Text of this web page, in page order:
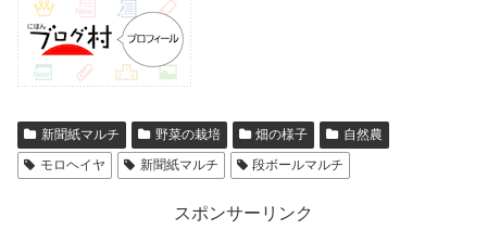
新聞紙マルチ 野菜の栽培 畑の様子
自然農
モロヘイヤ
新聞紙マルチ 段ボールマルチ
スポンサーリンク